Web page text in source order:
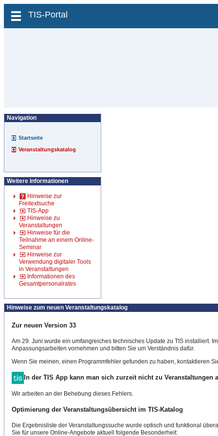
zum Inhalt wechseln
TIS-Portal
Navigation
Startseite
Veranstaltungskatalog
Weitere Informationen
Hinweise zur
Freitextsuche
TIS-App
Hinweise zu
Veranstaltungen
Hinweise für die
Teilnahme an einem Online-
Seminar
Hinweise zur
Verwendung digitaler Tools
in Veranstaltungen
Informationen des
Gesamtpersonalrates
Hinweise zum neuen Veranstaltungskatalog
Zur neuen Version 33
Am 29. Juni wurde ein umfangreiches technisches Update zu TIS installiert.
Anpassungsarbeiten vornehmen und bitten Sie um Verständnis dafür.
Wenn Sie meinen, einen Programmfehler gefunden zu haben, kontaktieren
In der TIS App kann man sich zurzeit nicht zu Veranstaltungen
Wir arbeiten an der Behebung dieses Fehlers.
Optimierung der Veranstaltungsübersicht im TIS-Katalog
Die Ergebnisliste der Veranstaltungssuche wurde optisch und funktional
Sie für unsere Online-Angebote aktuell folgende Besonderheit: